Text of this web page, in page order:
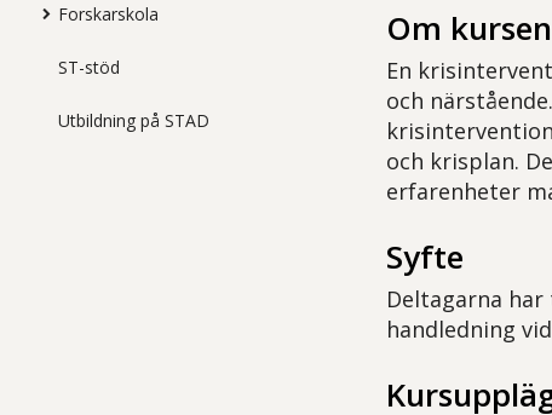
Forskarskola
ST-stöd
Utbildning på STAD
Om kursen
En
och
och krisplan.
erfarenheter
Syfte
Deltagarna
handledning